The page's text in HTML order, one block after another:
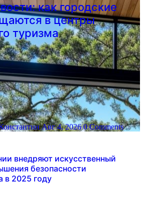
как городские
в центры
туризма
Авг 4, 2026 0 Comments
внедряют искусственный
безопасности
в 2025 году